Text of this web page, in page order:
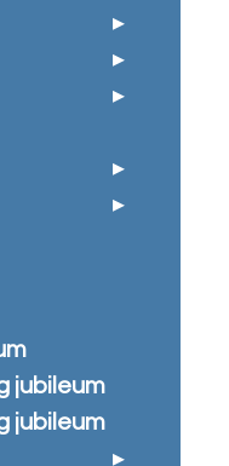
jubileum
jubileum